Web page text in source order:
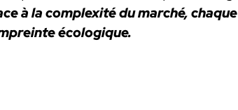
à la complexité du marché,
écologique.